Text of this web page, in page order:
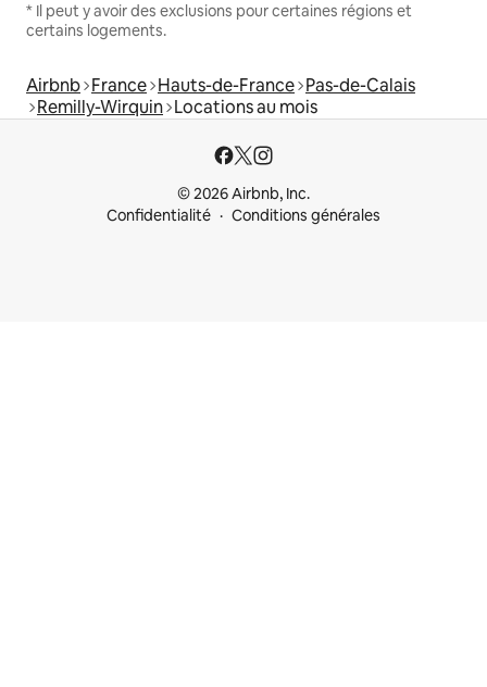
* Il peut y avoir des exclusions pour certaines régions et
certains logements.
Airbnb France Hauts-de-France Pas-de-Calais
Remilly-Wirquin Locations au mois
© 2026 Airbnb, Inc.
Confidentialité
Conditions générales